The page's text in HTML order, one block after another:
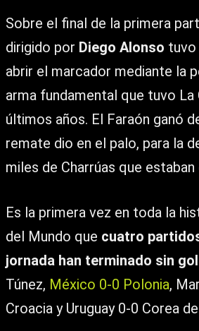
Sobre el final de la primera
dirigido por Diego Alonso tuvo
abrir el marcador mediante la
arma fundamental que tuvo
últimos años. El Faraón ganó
remate dio en el palo, para la
miles de Charrúas que
Es la primera vez en toda la
del Mundo que cuatro
jornada han terminado sin
Túnez, México 0-0 Polonia,
Croacia y Uruguay 0-0 Corea